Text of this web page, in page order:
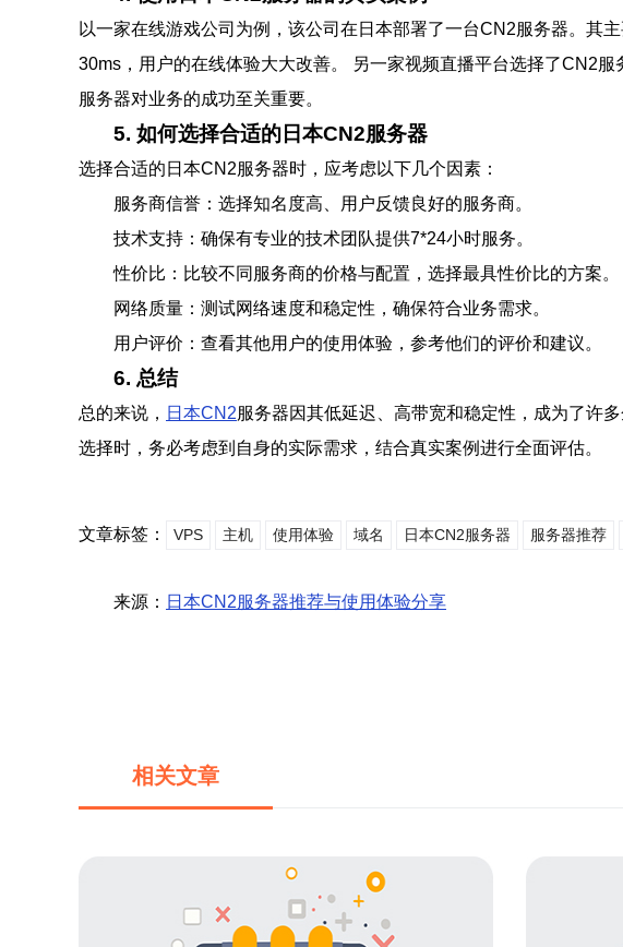
以一家在线游戏公司为例，该公司在日本部署了一台CN2服务器。其
30ms，用户的在线体验大大改善。 另一家视频直播平台选择了CN2
服务器对业务的成功至关重要。
5. 如何选择合适的日本CN2服务器
选择合适的日本CN2服务器时，应考虑以下几个因素：
服务商信誉：选择知名度高、用户反馈良好的服务商。
技术支持：确保有专业的技术团队提供7*24小时服务。
性价比：比较不同服务商的价格与配置，选择最具性价比的方案。
网络质量：测试网络速度和稳定性，确保符合业务需求。
用户评价：查看其他用户的使用体验，参考他们的评价和建议。
6. 总结
总的来说， 日本CN2服务器因其低延迟、高带宽和稳定性，成为了许
选择时，务必考虑到自身的实际需求，结合真实案例进行全面评估。
文章标签： VPS 主机 使用体验 域名 日本CN2服务器 服务器推荐
来源： 日本CN2服务器推荐与使用体验分享
相关文章